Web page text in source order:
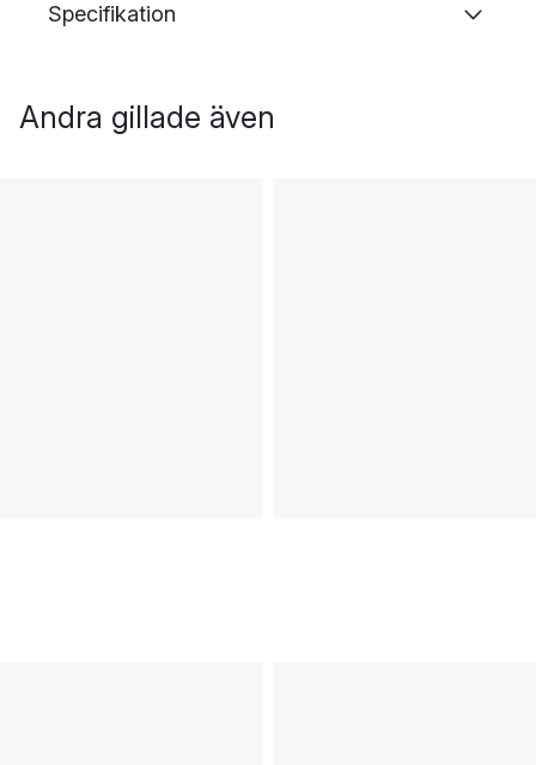
Specifikation
Andra gillade även